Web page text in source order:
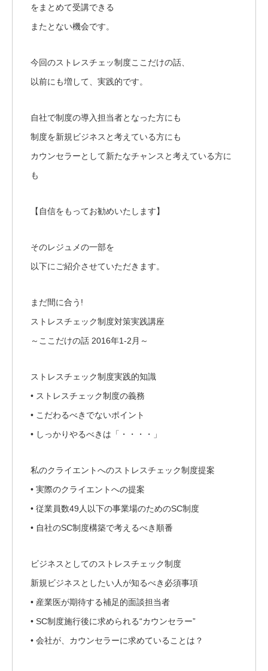
をまとめて受講できる
またとない機会です。
今回のストレスチェッ制度ここだけの話、
以前にも増して、実践的です。
自社で制度の導入担当者となった方にも
制度を新規ビジネスと考えている方にも
カウンセラーとして新たなチャンスと考えている方に
も
【自信をもってお勧めいたします】
そのレジュメの一部を
以下にご紹介させていただきます。
まだ間に合う!
ストレスチェック制度対策実践講座
～ここだけの話 2016年1-2月～
ストレスチェック制度実践的知識
• ストレスチェック制度の義務
• こだわるべきでないポイント
• しっかりやるべきは「・・・・」
私のクライエントへのストレスチェック制度提案
• 実際のクライエントへの提案
• 従業員数49人以下の事業場のためのSC制度
• 自社のSC制度構築で考えるべき順番
ビジネスとしてのストレスチェック制度
新規ビジネスとしたい人が知るべき必須事項
• 産業医が期待する補足的面談担当者
• SC制度施行後に求められる“カウンセラー”
• 会社が、カウンセラーに求めていることは？